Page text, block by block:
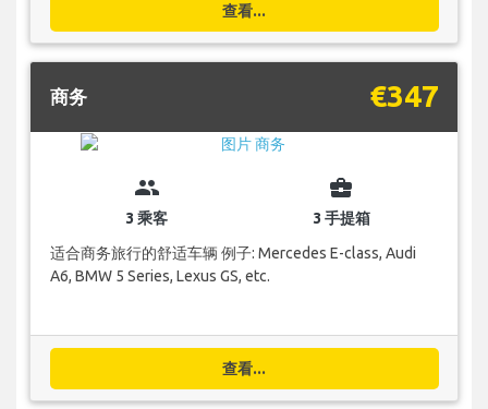
查看...
商务 €347
group
3 乘客
business_center
3 手提箱
适合商务旅行的舒适车辆 例子: Mercedes E-class, Audi
A6, BMW 5 Series, Lexus GS, etc.
查看...